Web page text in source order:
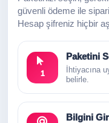
güvenli ödeme ile
Hesap şifreniz hiçbir
1
Paketini
İhtiyacına
belirle.
Bilgini Gir